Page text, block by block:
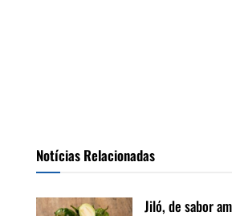
Notícias Relacionadas
Jiló, de sabor